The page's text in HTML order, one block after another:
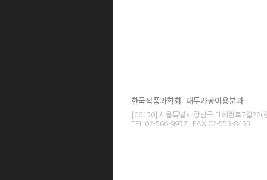
한국식품과학회 대두가공이용분과
[06130] 서울특별시 강남구 테헤란로7길22(
TEL:02-566-9937 l FAX:02-553-8453